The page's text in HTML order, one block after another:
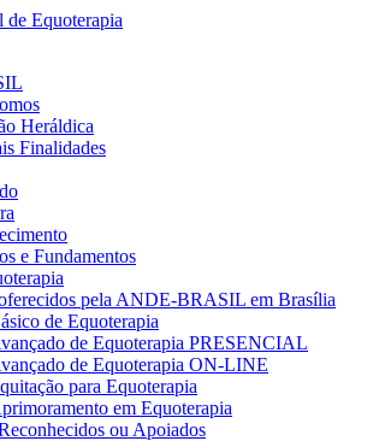
de Equoterapia
Heráldica
Finalidades
e Fundamentos
pela ANDE-BRASIL em Brasília
de Equoterapia
de Equoterapia PRESENCIAL
de Equoterapia ON-LINE
para Equoterapia
em Equoterapia
ou Apoiados